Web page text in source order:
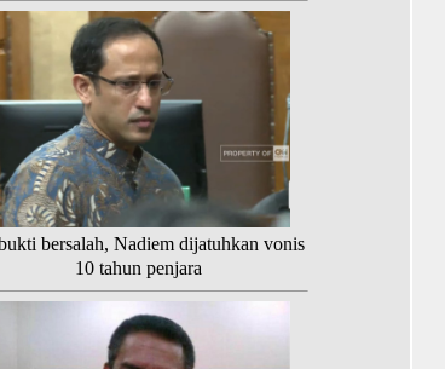
bersalah, Nadiem dijatuhkan vonis
10 tahun penjara